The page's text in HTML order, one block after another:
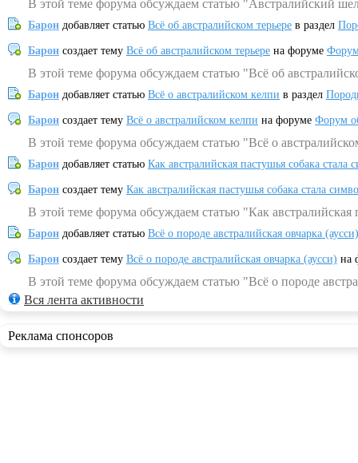
В этой теме форума обсуждаем статью "Австралийский
Барон добавляет статью Всё об австралийском терьере в раздел
Барон создает тему Всё об австралийском терьере на форуме
В этой теме форума обсуждаем статью "Всё об
Барон добавляет статью Всё о австралийском келпи в раздел
Барон создает тему Всё о австралийском келпи на форуме Форум
В этой теме форума обсуждаем статью "Всё о
Барон добавляет статью Как австралийская пастушья собака
Барон создает тему Как австралийская пастушья собака стала
В этой теме форума обсуждаем статью "Как
Барон добавляет статью Всё о породе австралийская овчарка (аусси)
Барон создает тему Всё о породе австралийская овчарка (аусси) на
В этой теме форума обсуждаем статью "Всё о породе
Вся лента активности
Реклама спонсоров